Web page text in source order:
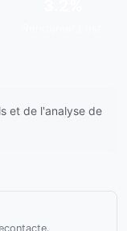
et de l'analyse de